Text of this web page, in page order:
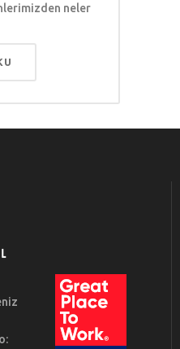
neler